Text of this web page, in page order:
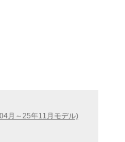
月～25年11月モデル)